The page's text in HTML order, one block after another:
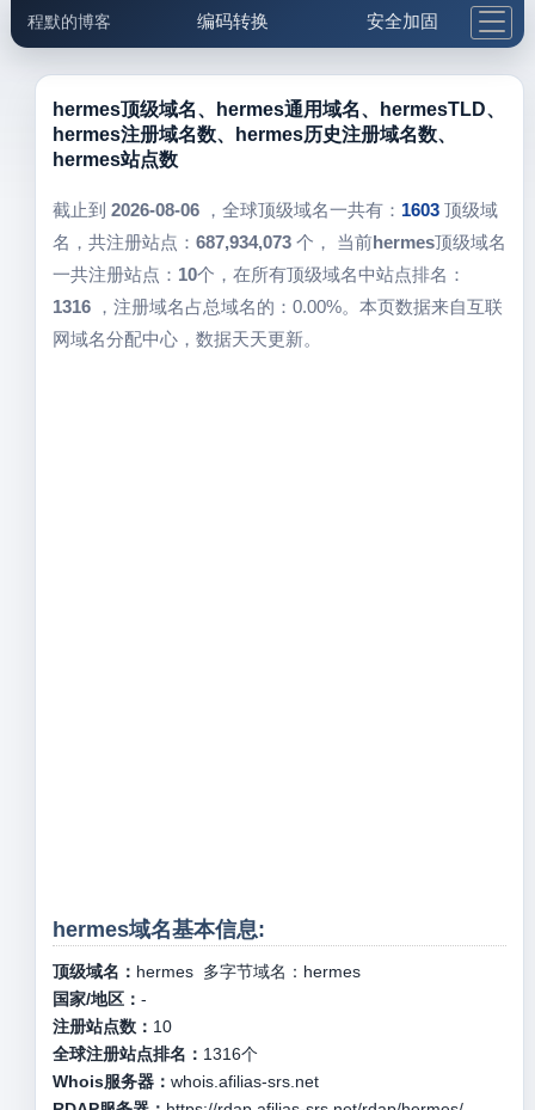
程默的博客 编码转换 安全加固
邮件工具 生活便民 更多工具
5.1支付宝大红包
hermes顶级域名、hermes通用域名、hermesTLD、
hermes注册域名数、hermes历史注册域名数、
hermes站点数
截止到 2026-08-06，全球顶级域名一共有： 1603 顶级域
名，共注册站点： 687,934,073 个， 当前hermes顶级域名
一共注册站点： 10个，在所有顶级域名中站点排名：
1316，注册域名占总域名的：0.00%。本页数据来自互联
网域名分配中心，数据天天更新。
hermes域名基本信息:
顶级域名： hermes多字节域名： hermes
国家/地区： -
注册站点数： 10
全球注册站点排名： 1316个
Whois服务器： whois.afilias-srs.net